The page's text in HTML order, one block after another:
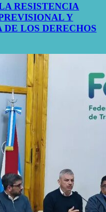
RESISTENCIA
Y
LOS DERECHOS